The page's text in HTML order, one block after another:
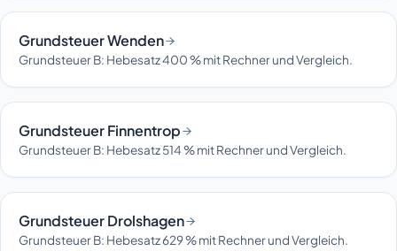
Grundsteuer Wenden
Grundsteuer B: Hebesatz 400 % mit Rechner und Vergleich.
Grundsteuer Finnentrop
Grundsteuer B: Hebesatz 514 % mit Rechner und Vergleich.
Grundsteuer Drolshagen
Grundsteuer B: Hebesatz 629 % mit Rechner und Vergleich.